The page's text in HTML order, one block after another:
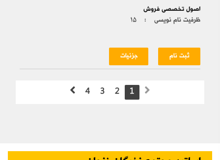
اصول تخصصی فروش
ظرفیت نام نویسی : ۱۵
ثبت نام جزئیات
1
2
3
4